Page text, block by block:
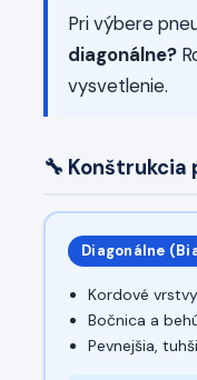
Pri výbere
diagonálne?
vysvetlenie.
🔧
Diagonálne
Kordové
Bočnica a
Pevnejšia,